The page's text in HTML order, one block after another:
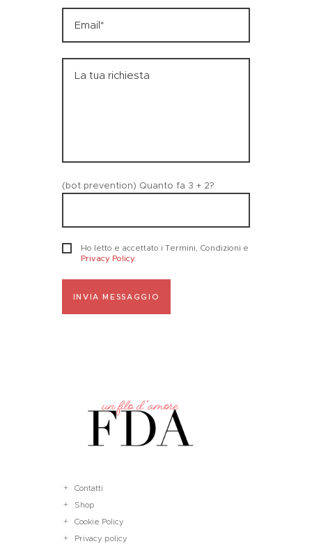
(bot prevention) Quanto fa 3 + 2?
Ho letto e accettato i Termini, Condizioni e
Privacy Policy.
INVIA MESSAGGIO
Contatti
Shop
Cookie Policy
Privacy policy